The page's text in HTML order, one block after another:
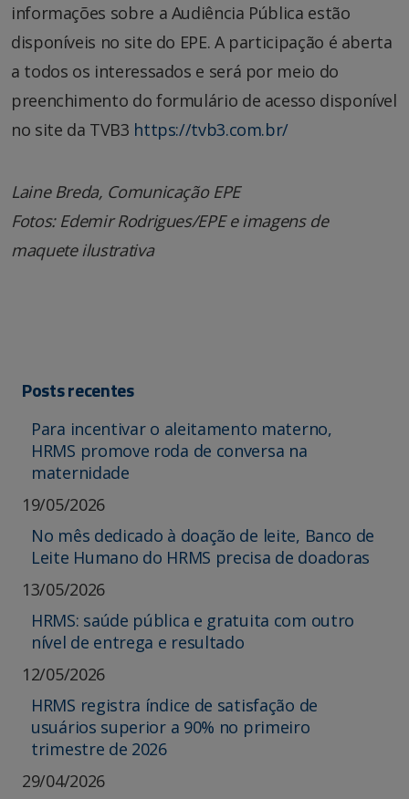
informações sobre a Audiência Pública estão
disponíveis no site do EPE. A participação é aberta
a todos os interessados e será por meio do
preenchimento do formulário de acesso disponível
no site da TVB3 https://tvb3.com.br/
Laine Breda, Comunicação EPE
Fotos: Edemir Rodrigues/EPE e imagens de
maquete ilustrativa
Posts recentes
Para incentivar o aleitamento materno,
HRMS promove roda de conversa na
maternidade
19/05/2026
No mês dedicado à doação de leite, Banco de
Leite Humano do HRMS precisa de doadoras
13/05/2026
HRMS: saúde pública e gratuita com outro
nível de entrega e resultado
12/05/2026
HRMS registra índice de satisfação de
usuários superior a 90% no primeiro
trimestre de 2026
29/04/2026